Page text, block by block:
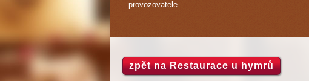
provozovatele.
zpět na Restaurace u hymrů